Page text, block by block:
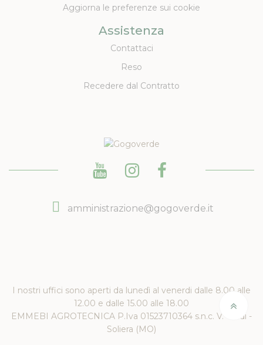
Aggiorna le preferenze sui cookie
Assistenza
Contattaci
Reso
Recedere dal Contratto
amministrazione@gogoverde.it
I nostri uffici sono aperti da lunedì al venerdi dalle 8.00 alle
12.00 e dalle 15.00 alle 18.00
EMMEBI AGROTECNICA P.Iva 01523710364 s.n.c. V. Verdi -
Soliera (MO)